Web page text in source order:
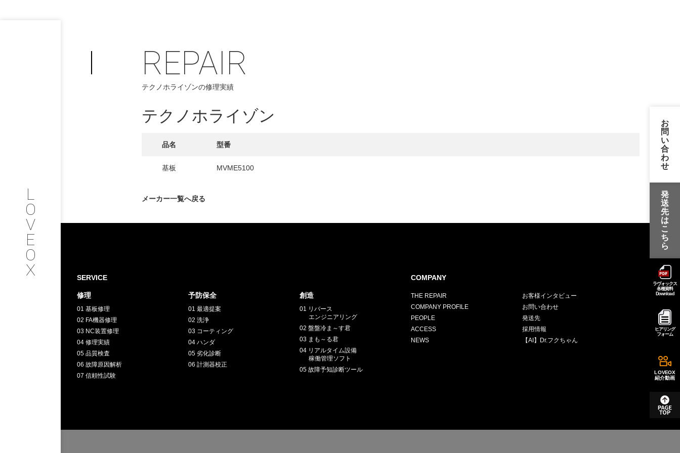
L
O
V
E
O
X
PHILOSOPHY
フィロソフィー
COMPANY
PROFILE
SERVICE
INTERVIEW
お客様インタビュー
RECRUIT
採用情報
CHALLENGE
お問い合わせ / 発送先
お
問
い
合
わ
せ
発
送
先
は
こ
ち
ら
ラヴォックス
各種資料
Download
ヒアリング
フォーム
LOVEOX
紹介動画
REPAIR
テクノホライゾンの修理実績
テクノホライゾン
品名 型番
基板 MVME5100
メーカー一覧へ戻る
SERVICE
修理
01 基板修理
02 FA機器修理
03 NC装置修理
04 修理実績
05 品質検査
06 故障原因解析
07 信頼性試験
予防保全
01 最適提案
02 洗浄
03 コーティング
04 ハンダ
05 劣化診断
06 計測器校正
創造
01 リバース
エンジニアリング
02 盤盤冷ま～す君
03 まも～る君
04 リアルタイム設備
稼働管理ソフト
05 故障予知診断ツール
COMPANY
THE REPAIR
COMPANY PROFILE
PEOPLE
ACCESS
NEWS
お客様インタビュー
お問い合わせ
発送先
採用情報
【AI】Dr.フクちゃん